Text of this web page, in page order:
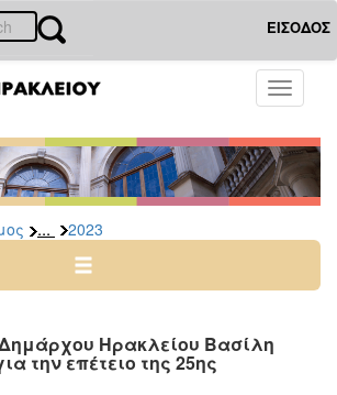
ΕΙΣΟΔΟΣ
Toggle
... 2023
Ηρακλείου Βασίλη
την επέτειο της 25ης